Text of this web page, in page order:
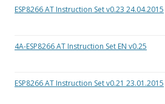
ESP8266 AT Instruction Set v0.23 24.04.2015
4A-ESP8266 AT Instruction Set EN v0.25
ESP8266 AT Instruction Set v0.21 23.01.2015